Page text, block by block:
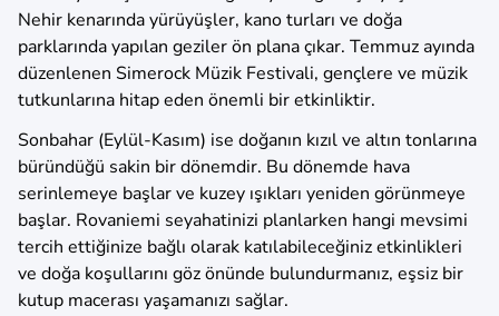
Nehir kenarında yürüyüşler, kano turları ve doğa
parklarında yapılan geziler ön plana çıkar. Temmuz ayında
düzenlenen Simerock Müzik Festivali, gençlere ve müzik
tutkunlarına hitap eden önemli bir etkinliktir.
Sonbahar (Eylül-Kasım) ise doğanın kızıl ve altın tonlarına
büründüğü sakin bir dönemdir. Bu dönemde hava
serinlemeye başlar ve kuzey ışıkları yeniden görünmeye
başlar. Rovaniemi seyahatinizi planlarken hangi mevsimi
tercih ettiğinize bağlı olarak katılabileceğiniz etkinlikleri
ve doğa koşullarını göz önünde bulundurmanız, eşsiz bir
kutup macerası yaşamanızı sağlar.